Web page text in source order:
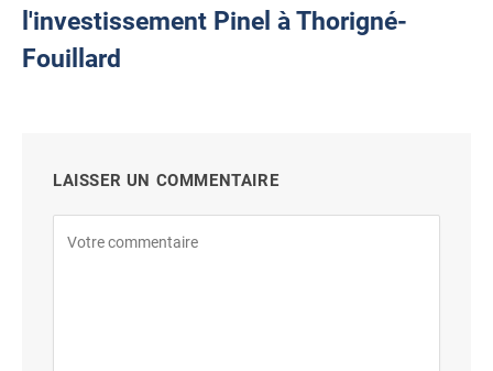
l'investissement Pinel à Thorigné-
Fouillard
LAISSER UN COMMENTAIRE